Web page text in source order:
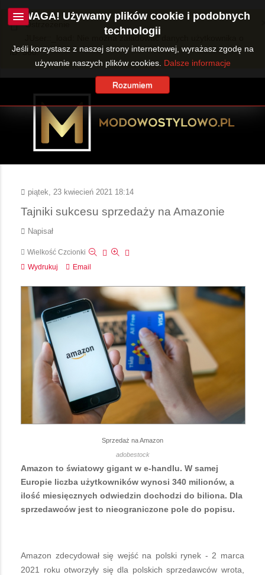
Ostrzeżenie
JUser::_load: Nie można załadować danych użytkownika o
ID: 360.
piątek, 23 kwiecień 2021 18:14
Tajniki sukcesu sprzedaży na Amazonie
Napisał
Wielkość Czcionki
Wydrukuj
Email
Sprzedaż na Amazon
adobestock
Amazon to światowy gigant w e-handlu. W samej
Europie liczba użytkowników wynosi 340 milionów, a
ilość miesięcznych odwiedzin dochodzi do biliona. Dla
sprzedawców jest to nieograniczone pole do popisu.
Amazon zdecydował się wejść na polski rynek - 2 marca
2021 roku otworzyły się dla polskich sprzedawców wrota,
UWAGA! Używamy plików cookie i podobnych
technologii
Jeśli korzystasz z naszej strony internetowej, wyrażasz zgodę na
używanie naszych plików cookies. Dalsze informacje
Rozumiem